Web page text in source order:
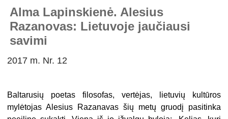
Alma Lapinskienė. Alesius
Razanovas: Lietuvoje jaučiausi
savimi
2017 m. Nr. 12
Baltarusių poetas filosofas, vertėjas, lietuvių kultūros
mylėtojas Alesius Razanavas šių metų gruodį pasitinka